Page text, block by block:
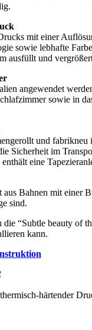
mit einer
sowie lebhafte
ausfüllt und
angewendet
sowie in
und fabrikneu
Sicherheit im
eine
aus Bahnen mit einer
sind.
die “Subtle beauty of
kann.
härtender